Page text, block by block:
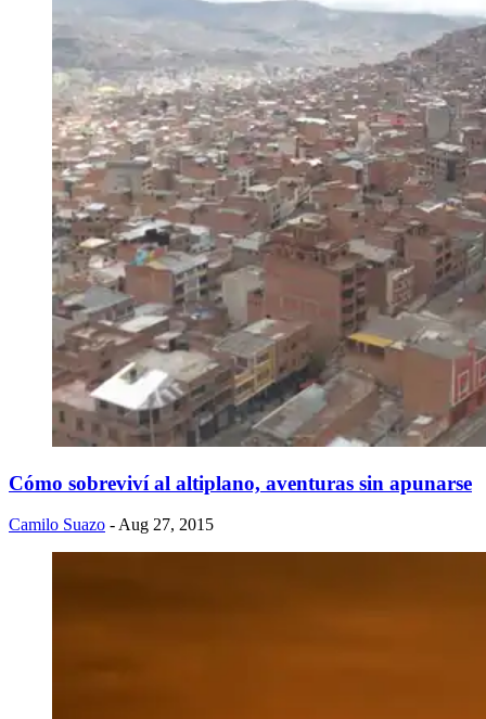
Cómo sobreviví al altiplano, aventuras sin apunarse
Camilo Suazo - Aug 27, 2015